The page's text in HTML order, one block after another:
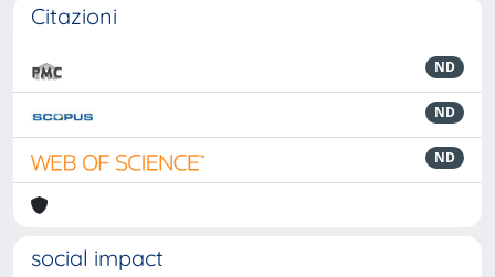
Citazioni
ND
ND
ND
social impact